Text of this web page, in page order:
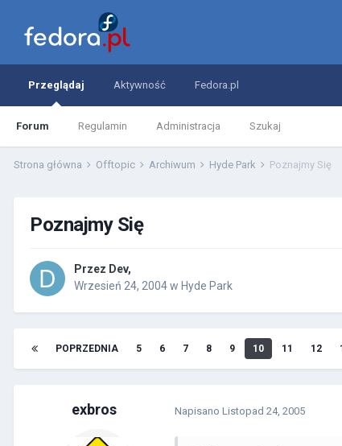
Przeglądaj
Forum Regulamin Administracja Szukaj
Aktywność Fedora.pl
Strona główna Offtopic Archiwum Hyde Park Poznajmy Się
Poznajmy Się
Przez Dev,
Wrzesień 24, 2004w Hyde Park
POPRZEDNIA 5 6 7 8 9 10 11 12
exbros Napisano Listopad 24, 2005